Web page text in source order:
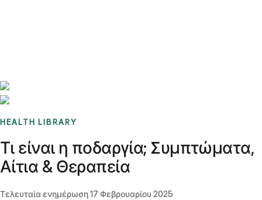
HEALTH LIBRARY
Τι είναι η ποδαργία; Συμπτώματα,
Αίτια & Θεραπεία
Τελευταία ενημέρωση17 Φεβρουαρίου 2025